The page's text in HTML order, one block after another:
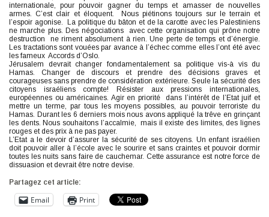
internationale, pour pouvoir gagner du temps et amasser de nouvelles
armes. C’est clair et éloquent. Nous piétinons toujours sur le terrain et
l’espoir agonise. La politique du bâton et de la carotte avec les Palestiniens
ne marche plus. Des négociations avec cette organisation qui prône notre
destruction ne riment absolument à rien.Une perte de temps et d’énergie.
Les tractations sont vouées par avance à l’échec comme elles l’ont été avec
les fameux Accords d’Oslo.
Jérusalem devrait changer fondamentalement sa politique vis-à vis du
Hamas. Changer de discours et prendre des décisions graves et
courageuses sans prendre de considération extérieure. Seule la sécurité des
citoyens israéliens compte! Résister aux pressions internationales,
européennes ou américaines. Agir en priorité dans l’intérêt de l’Etat juif et
mettre un terme, par tous les moyens possibles, au pouvoir terroriste du
Hamas. Durant les 6 derniers mois nous avons appliqué la trêve en grinçant
les dents. Nous souhaitons l’accalmie, mais il existe des limites, des lignes
rouges et des prix à ne pas payer.
L’Etat a le devoir d’assurer la sécurité de ses citoyens. Un enfant israélien
doit pouvoir aller à l’école avec le sourire et sans craintes et pouvoir dormir
toutes les nuits sans faire de cauchemar. Cette assurance est notre force de
dissuasion et devrait être notre devise.
Partagez cet article:
Email Print